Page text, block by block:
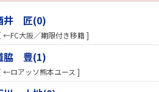
井 匠(0)
←FC大阪／期限付き移籍 ]
脇 豊(1)
←ロアッソ熊本ユース ]